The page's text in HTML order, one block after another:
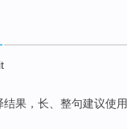
结果，长、整句建议使用